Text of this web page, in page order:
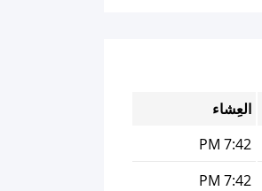
العِشاء
7:42 PM
7:42 PM